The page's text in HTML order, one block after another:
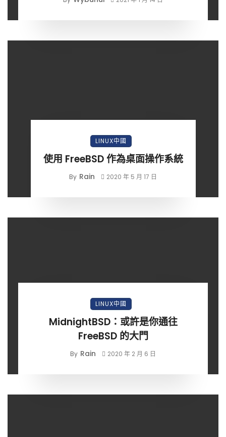
LINUX中國
使用 FreeBSD 作為桌面操作系統
By Rain 2020 年 5 月 17 日
LINUX中國
MidnightBSD：或許是你通往
FreeBSD 的大門
By Rain 2020 年 2 月 6 日